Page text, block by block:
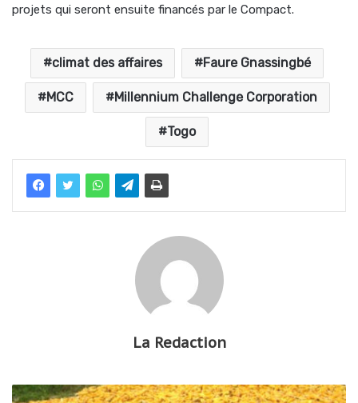
projets qui seront ensuite financés par le Compact.
climat des affaires Faure Gnassingbé
MCC Millennium Challenge Corporation
Togo
La Redaction